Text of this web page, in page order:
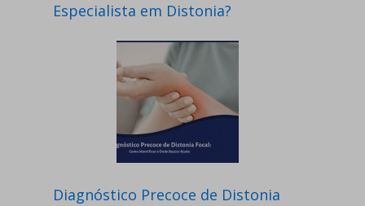
Especialista em Distonia?
Diagnóstico Precoce de Distonia